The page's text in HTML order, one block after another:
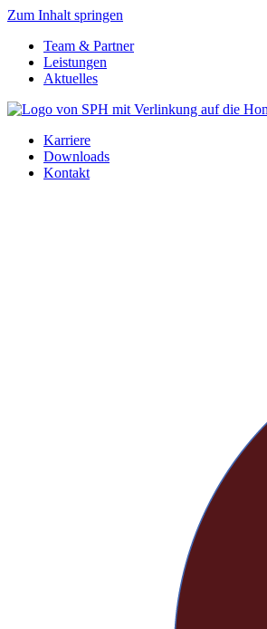
Zum Inhalt springen
Team & Partner
Leistungen
Aktuelles
Karriere
Downloads
Kontakt